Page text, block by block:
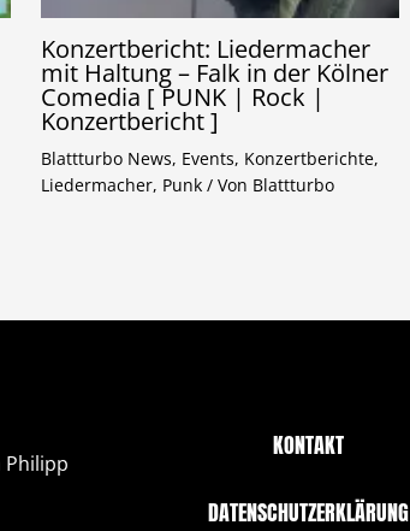
Konzertbericht: Liedermacher
mit Haltung – Falk in der Kölner
Comedia [ PUNK | Rock |
Konzertbericht ]
Blattturbo News, Events, Konzertberichte,
Liedermacher, Punk / Von Blattturbo
KONTAKT
DATENSCHUTZERKLÄRUNG